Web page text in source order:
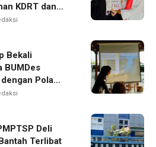
KDRT dan
Keluarga
Bekali
BUMDes
Pola
Deli
Terlibat